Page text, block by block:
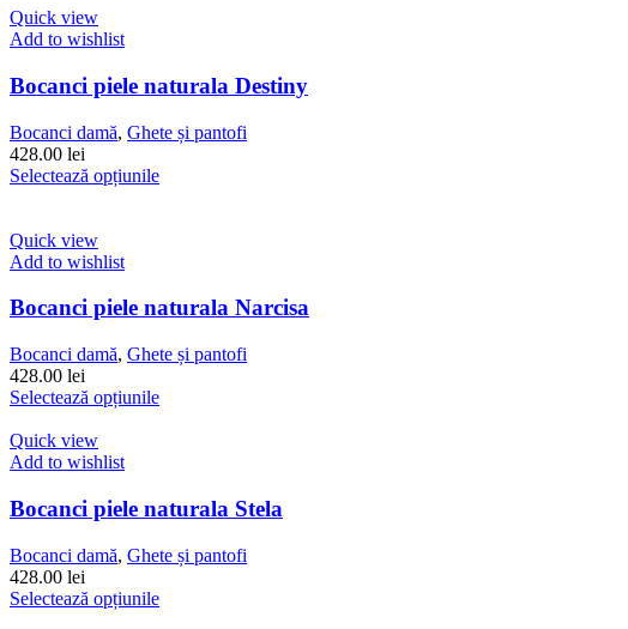
variații.
Opțiunile
pot
fi
în
Quick view
Add to wishlist
Bocanci piele naturala Destiny
Bocanci damă, Ghete și pantofi
428.00 lei
Selectează opțiunileAcest
Opțiunile
fi
alese
pagina
Quick view
Add to wishlist
Bocanci piele naturala Narcisa
Bocanci damă, Ghete și pantofi
428.00 lei
Selectează opțiunileAcest
variații.
Opțiunile
pot
fi
în
Quick view
Add to wishlist
Bocanci piele naturala Stela
Bocanci damă, Ghete și pantofi
428.00 lei
Selectează opțiunileAcest